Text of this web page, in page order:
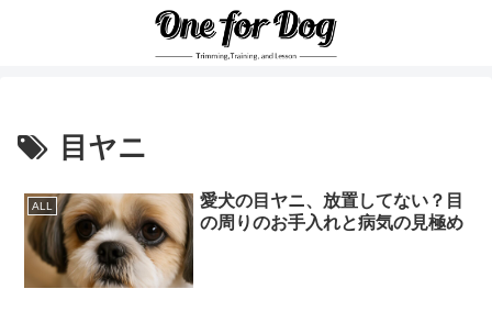
目ヤニ
ALL
愛犬の目ヤニ、放置してない？目
の周りのお手入れと病気の見極め